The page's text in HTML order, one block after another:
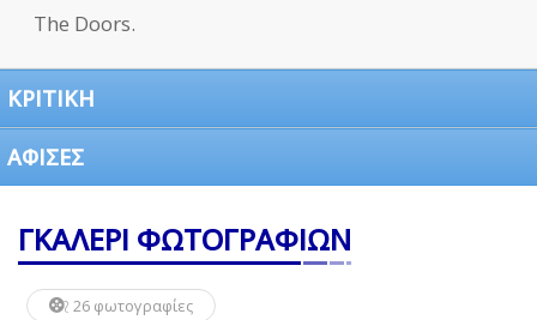
The Doors.
ΚΡΙΤΙΚΗ
ΑΦΙΣΕΣ
ΓΚΑΛΕΡΙ ΦΩΤΟΓΡΑΦΙΩΝ
26 φωτογραφίες